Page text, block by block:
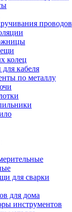
проводов
колец
кабеля
по металлу
для сварки
для дома
инструментов